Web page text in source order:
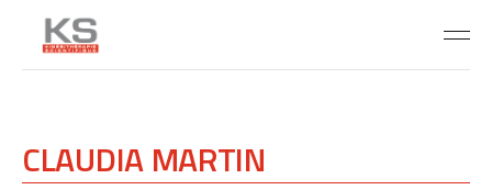
CLAUDIA MARTIN